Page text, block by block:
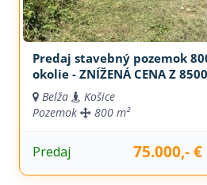
Predaj stavebný pozemok
okolie - ZNÍŽENÁ CENA Z
Belža
Košice
Pozemok
800 m²
Predaj 75.000,- €